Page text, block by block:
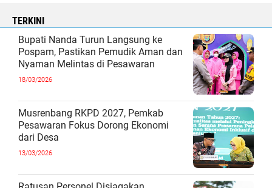
TERKINI
Bupati Nanda Turun Langsung ke
Pospam, Pastikan Pemudik Aman dan
Nyaman Melintas di Pesawaran
18/03/2026
Musrenbang RKPD 2027, Pemkab
Pesawaran Fokus Dorong Ekonomi
dari Desa
13/03/2026